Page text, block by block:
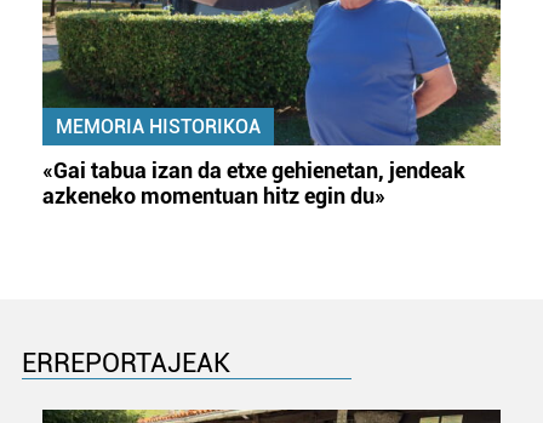
MEMORIA HISTORIKOA
«Gai tabua izan da etxe gehienetan, jendeak
azkeneko momentuan hitz egin du»
ERREPORTAJEAK